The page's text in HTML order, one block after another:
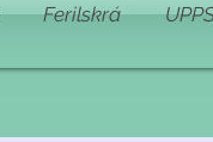
Ferilskrá